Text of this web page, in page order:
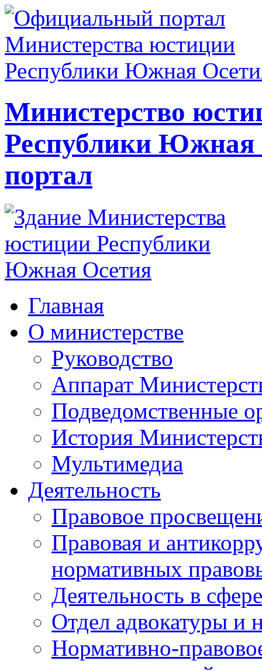
Министерство
Республики
портал
Главная
О министерстве
Руководство
Аппарат
Подведомственные
История
Мультимедиа
Деятельность
Правовое
Правовая и
нормативных
Деятельность в
Отдел адвокатуры и
Нормативно-